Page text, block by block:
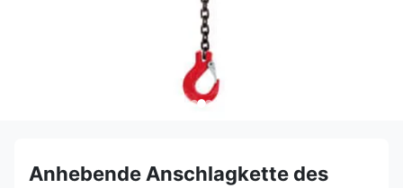
Anhebende Anschlagkette des